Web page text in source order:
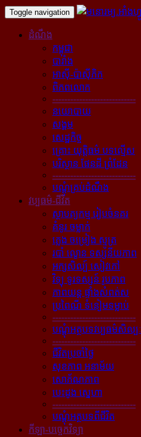
Toggle navigation
ដំណឹង
កម្ពុជា
បារាំង
អាស៊ី-ប៉ាស៊ីភិក
ពិភពលោក
----------------------------
នយោបាយ
សង្គម
សេដ្ឋកិច្ច
គ្រោះ យុត្តិធម៌ បទល្មើស
បរិស្ថាន ផែនដី ព្រំដែន
----------------------------
បណ្ដុំគ្រប់ដំណឹង
វប្បធម៌-ជីវិត
ស្ថាបត្យកម្ម រៀបចំនគរ
គំនូរ ចម្លាក់
ភ្លេង ចម្រៀង ស្មូត្រ
របាំ ល្ខោន ទស្សនីយភាព
អក្សសិល្ប៍ សៀវភៅ
វិទ្យុ ទូរទស្សន៍ រូបភាព
ភាពយន្ដ ផ្ទាំងសំពត់ស
ប្រពៃណី ទំនៀមទម្លាប់
----------------------------
បណ្ដុំអត្ថបទវប្បធម៌សិល្បៈ
----------------------------
ជីវិតប្រចាំថ្ងៃ
សុខភាព អនាម័យ
សោភ័ណភាព
បេះដូង ស្នេហា
----------------------------
បណ្ដុំអត្ថបទពីជីវិត
កីឡា-បច្ចេកវិទ្យា